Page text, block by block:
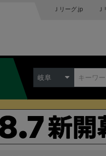
Ｊリーグ.jp
岐阜